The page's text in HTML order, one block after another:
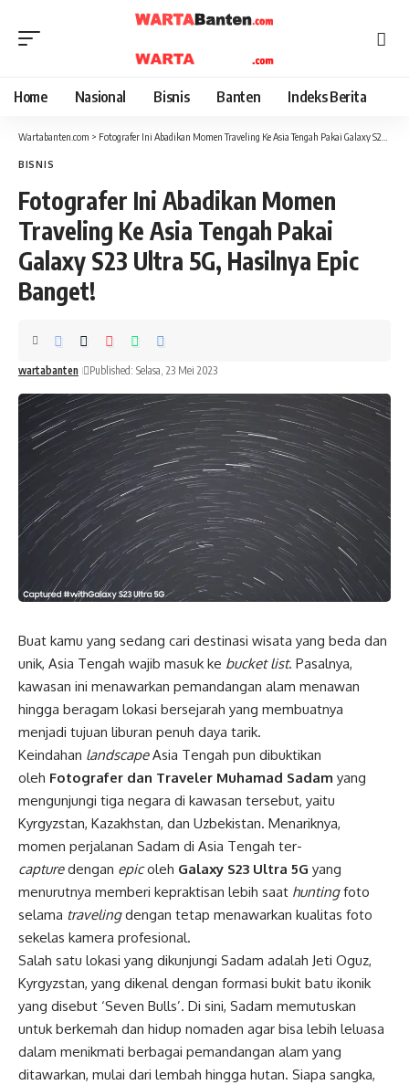
Home Nasional Bisnis Banten Indeks Berita
Wartabanten.com > Fotografer Ini Abadikan Momen Traveling Ke Asia Tengah Pakai Galaxy S23 Ultra 5G, Hasilnya Epic Banget!
BISNIS
Fotografer Ini Abadikan Momen
Traveling Ke Asia Tengah Pakai
Galaxy S23 Ultra 5G, Hasilnya Epic
Banget!
wartabanten Published: Selasa, 23 Mei 2023
Buat kamu yang sedang cari destinasi wisata yang beda dan
unik, Asia Tengah wajib masuk ke bucket list. Pasalnya,
kawasan ini menawarkan pemandangan alam menawan
hingga beragam lokasi bersejarah yang membuatnya
menjadi tujuan liburan penuh daya tarik.
Keindahan landscapeAsia Tengah pun dibuktikan
oleh Fotografer dan Traveler Muhamad Sadam yang
mengunjungi tiga negara di kawasan tersebut, yaitu
Kyrgyzstan, Kazakhstan, dan Uzbekistan. Menariknya,
momen perjalanan Sadam di Asia Tengah ter-
capturedengan epicoleh Galaxy S23 Ultra 5G yang
menurutnya memberi kepraktisan lebih saat huntingfoto
selama travelingdengan tetap menawarkan kualitas foto
sekelas kamera profesional.
Salah satu lokasi yang dikunjungi Sadam adalah Jeti Oguz,
Kyrgyzstan, yang dikenal dengan formasi bukit batu ikonik
yang disebut ‘Seven Bulls’. Di sini, Sadam memutuskan
untuk berkemah dan hidup nomaden agar bisa lebih leluasa
dalam menikmati berbagai pemandangan alam yang
ditawarkan, mulai dari lembah hingga hutan. Siapa sangka,